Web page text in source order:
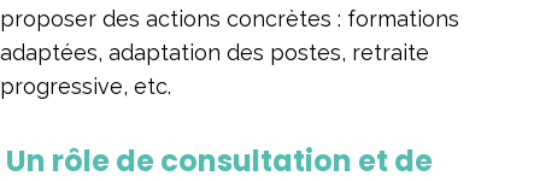
proposer des actions concrètes : formations
adaptées, adaptation des postes, retraite
progressive, etc.
Un rôle de consultation et de